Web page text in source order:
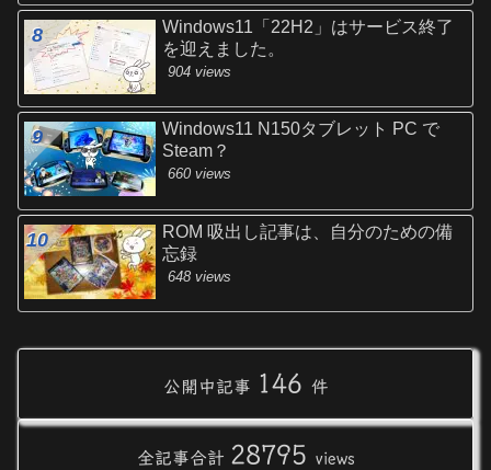
Windows11「22H2」はサービス終了
を迎えました。
904 views
Windows11 N150タブレット PC で
Steam？
660 views
ROM 吸出し記事は、自分のための備
忘録
648 views
公開中記事 146 件
全記事合計 28795 views